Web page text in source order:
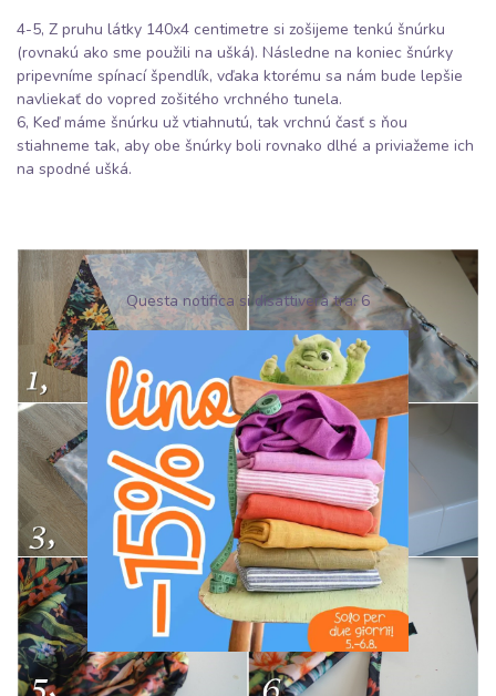
4-5, Z pruhu látky 140x4 centimetre si zošijeme tenkú šnúrku
(rovnakú ako sme použili na ušká). Následne na koniec šnúrky
pripevníme spínací špendlík, vďaka ktorému sa nám bude lepšie
navliekať do vopred zošitého vrchného tunela.
6, Keď máme šnúrku už vtiahnutú, tak vrchnú časť s ňou
stiahneme tak, aby obe šnúrky boli rovnako dlhé a priviažeme ich
na spodné ušká.
Questa notifica si disattiverà tra:5